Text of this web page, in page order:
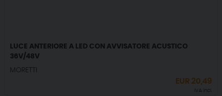
LUCE ANTERIORE A LED CON AVVISATORE ACUSTICO
36V/48V
MORETTI
EUR 20,49
IVA incl.